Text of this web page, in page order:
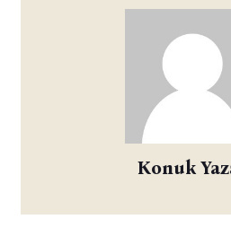
Konuk